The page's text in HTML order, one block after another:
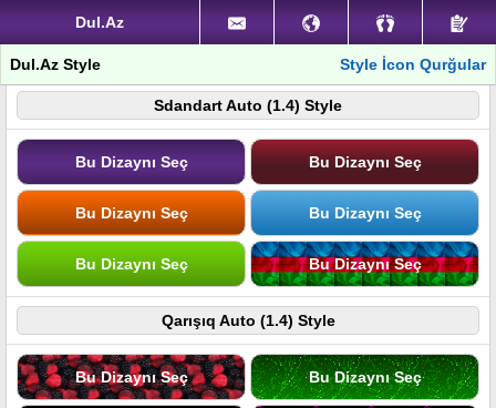
Dul.Az
Dul.Az Style Style İcon Qurğular
Sdandart Auto (1.4) Style
Bu Dizaynı Seç Bu Dizaynı Seç
Bu Dizaynı Seç Bu Dizaynı Seç
Bu Dizaynı Seç Bu Dizaynı Seç
Qarışıq Auto (1.4) Style
Bu Dizaynı Seç Bu Dizaynı Seç